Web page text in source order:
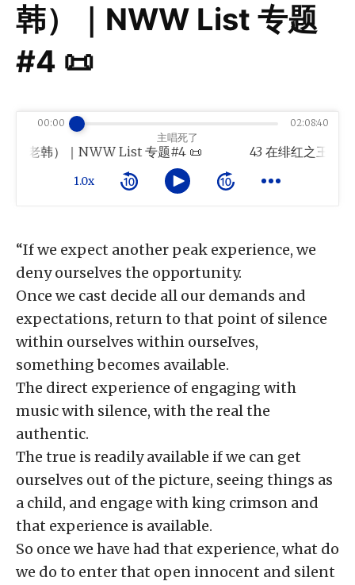
韩）｜NWW List 专题
#4 📜
主唱死了
老韩）｜NWW List 专题#4 📜
1.0x
00:00 02:08:40
“If we expect another peak experience, we
deny ourselves the opportunity.
Once we cast decide all our demands and
expectations, return to that point of silence
within ourselves within ourseIves,
something becomes available.
The direct experience of engaging with
music with silence, with the real the
authentic.
The true is readily available if we can get
ourselves out of the picture, seeing things as
a child, and engage with king crimson and
that experience is available.
So once we have had that experience, what do
we do to enter that open innocent and silent